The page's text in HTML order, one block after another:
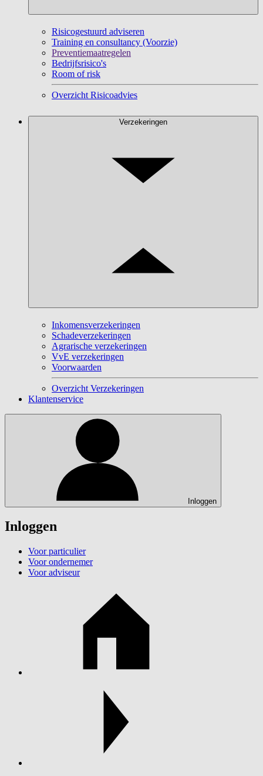
Risicogestuurd adviseren
Training en consultancy (Voorzie)
Preventiemaatregelen
Bedrijfsrisico's
Room of risk
Overzicht Risicoadvies
Verzekeringen
Inkomensverzekeringen
Schadeverzekeringen
Agrarische verzekeringen
VvE verzekeringen
Voorwaarden
Overzicht Verzekeringen
Klantenservice
Inloggen
Inloggen
Voor particulier
Voor ondernemer
Voor adviseur